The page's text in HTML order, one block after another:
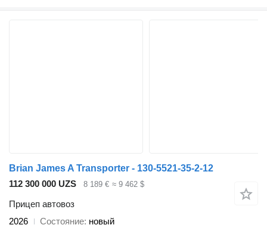
Brian James A Transporter - 130-5521-35-2-12
112 300 000 UZS
8 189 € ≈ 9 462 $
Прицеп автовоз
2026
Состояние новый